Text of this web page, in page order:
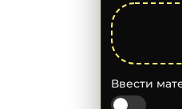
Ввести